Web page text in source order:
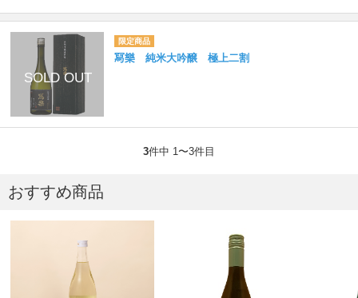
冩樂 純米大吟醸 極上二割
3件中 1〜3件目
おすすめ商品